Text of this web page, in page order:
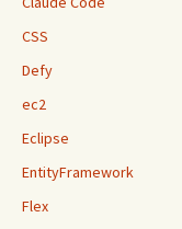
CSS
Defy
ec2
Eclipse
EntityFramework
Flex